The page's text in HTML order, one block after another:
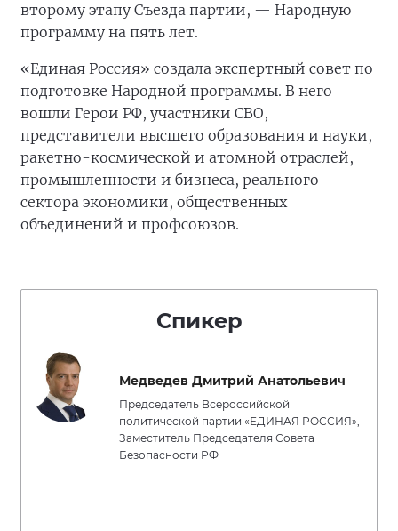
второму этапу Съезда партии, — Народную
программу на пять лет.
«Единая Россия» создала экспертный совет по
подготовке Народной программы. В него
вошли Герои РФ, участники СВО,
представители высшего образования и науки,
ракетно-космической и атомной отраслей,
промышленности и бизнеса, реального
сектора экономики, общественных
объединений и профсоюзов.
Спикер
Медведев Дмитрий Анатольевич
Председатель Всероссийской
политической партии «ЕДИНАЯ РОССИЯ»,
Заместитель Председателя Совета
Безопасности РФ